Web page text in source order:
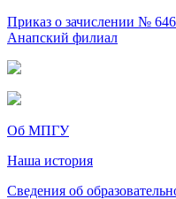
Приказ о зачислении №
Анапский филиал
Об МПГУ
Наша история
Сведения об